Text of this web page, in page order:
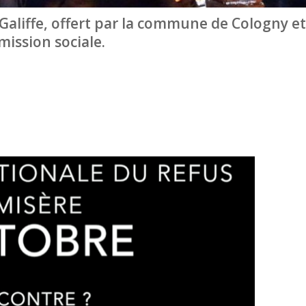
offert par la commune de Cologny et
sociale.